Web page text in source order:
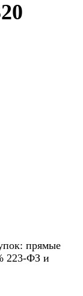
прямые
223-ФЗ и